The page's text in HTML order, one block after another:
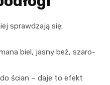
sprawdzają się:
biel, jasny beż, szaro-
ścian – daje to efekt